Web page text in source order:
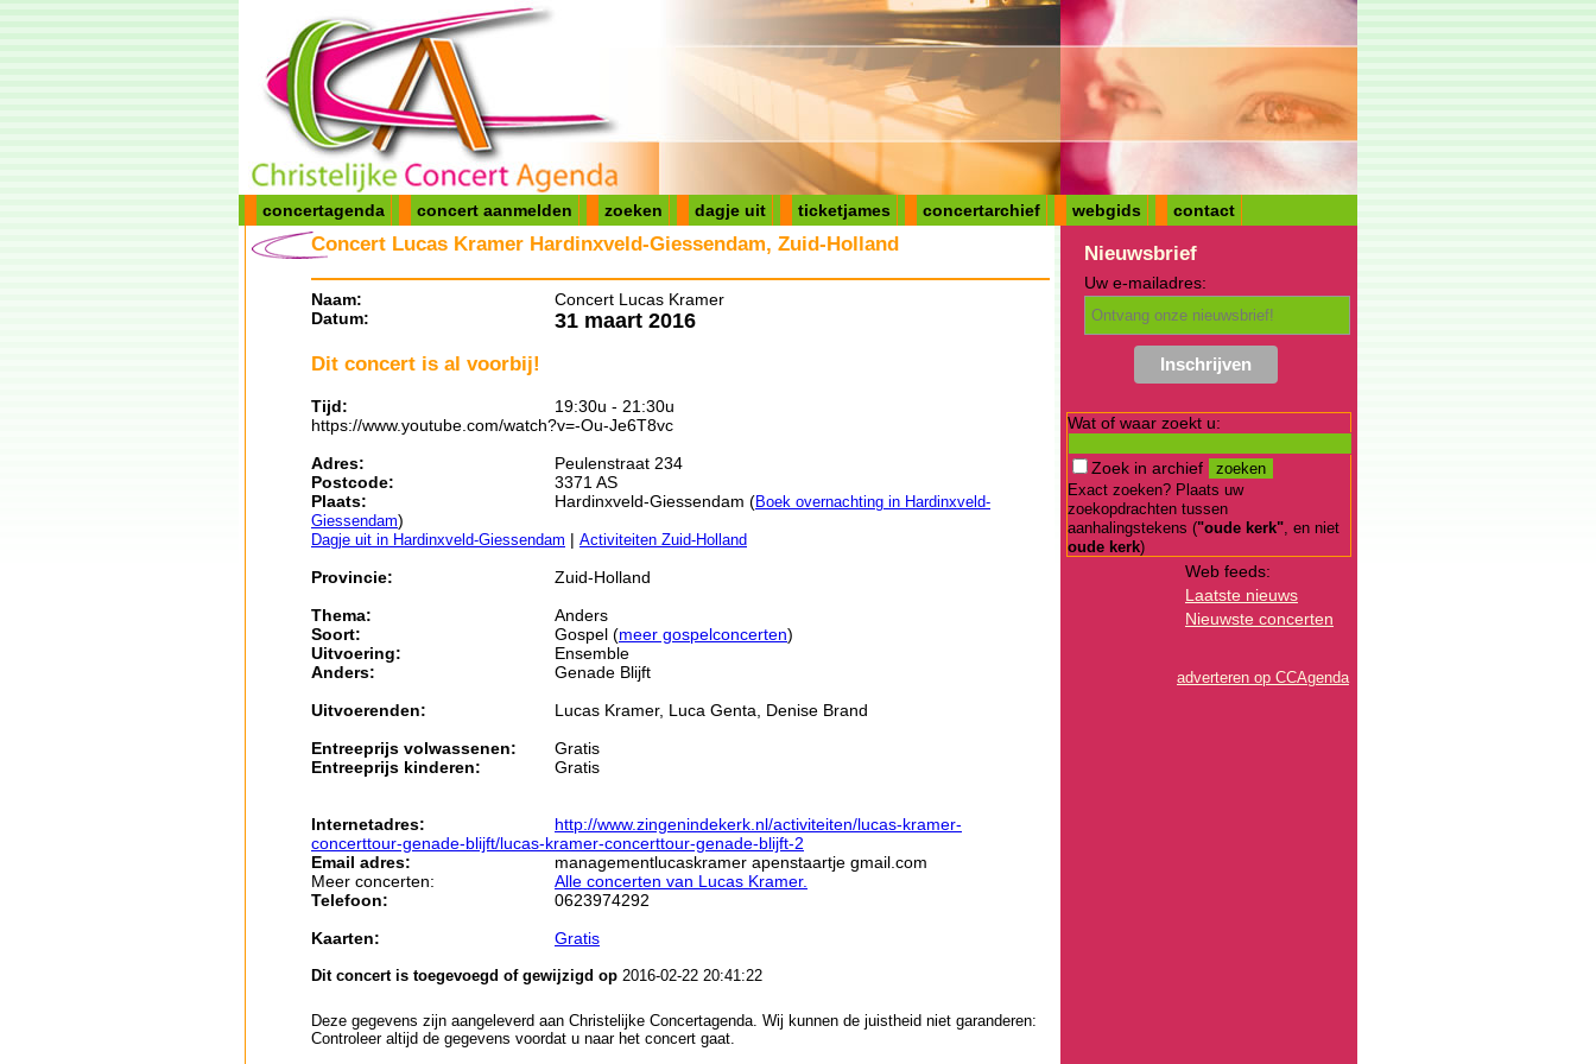
concertagenda concert aanmelden zoeken dagje uit ticketjames concertarchief webgids contact
Concert Lucas Kramer Hardinxveld-Giessendam, Zuid-Holland
Naam:
Concert Lucas Kramer
Datum:
31 maart 2016
Dit concert is al voorbij!
Tijd:
19:30u - 21:30u
https://www.youtube.com/watch?v=-Ou-Je6T8vc
Adres:
Peulenstraat 234
Postcode:
3371 AS
Plaats:
Hardinxveld-Giessendam (Boek overnachting in Hardinxveld-
Giessendam)
Dagje uit in Hardinxveld-Giessendam | Activiteiten Zuid-Holland
Provincie:
Zuid-Holland
Thema:
Anders
Soort:
Gospel (meer gospelconcerten)
Uitvoering:
Ensemble
Anders:
Genade Blijft
Uitvoerenden:
Lucas Kramer, Luca Genta, Denise Brand
Entreeprijs volwassenen:
Gratis
Entreeprijs kinderen:
Gratis
Internetadres:
http://www.zingenindekerk.nl/activiteiten/lucas-kramer-
concerttour-genade-blijft/lucas-kramer-concerttour-genade-blijft-2
Email adres:
managementlucaskramer apenstaartje gmail.com
Meer concerten:
Alle concerten van Lucas Kramer.
Telefoon:
0623974292
Kaarten:
Gratis
Dit concert is toegevoegd of gewijzigd op 2016-02-22 20:41:22
Deze gegevens zijn aangeleverd aan Christelijke Concertagenda. Wij kunnen de juistheid niet garanderen:
Controleer altijd de gegevens voordat u naar het concert gaat.
Nieuwsbrief
Uw e-mailadres:
Wat of waar zoekt u:
Zoek in archief
Exact zoeken? Plaats uw
zoekopdrachten tussen
aanhalingstekens ("oude kerk", en niet
oude kerk)
Web feeds:
Laatste nieuws
Nieuwste concerten
adverteren op CCAgenda